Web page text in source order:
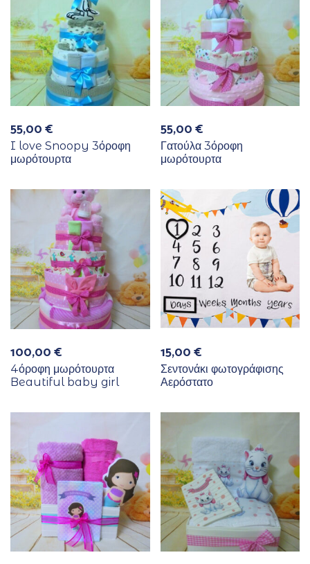
55,00€
I love Snoopy 3όροφη
μωρότουρτα
55,00€
Γατούλα 3όροφη
μωρότουρτα
100,00€
4όροφη μωρότουρτα
Beautiful baby girl
15,00€
Σεντονάκι φωτογράφισης
Αερόστατο